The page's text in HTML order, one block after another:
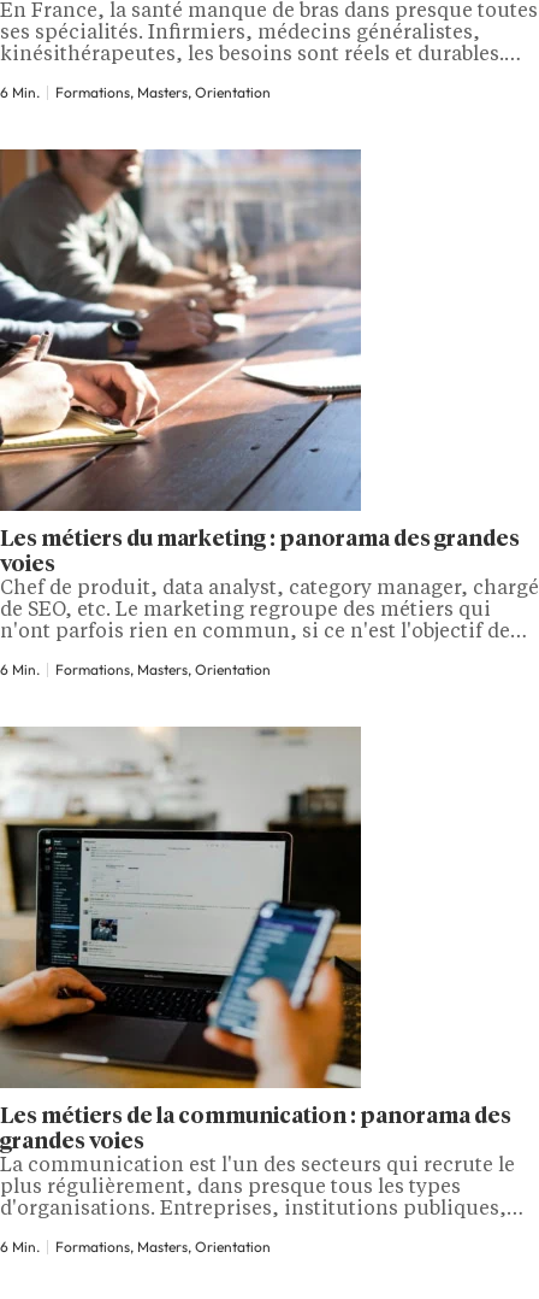
En France, la santé manque de bras dans presque toutes
ses spécialités. Infirmiers, médecins généralistes,
kinésithérapeutes, les besoins sont réels et durables.
différents, avec des formations qui n'ont rien en
6 Min. Formations, Masters, Orientation
Les métiers du marketing : panorama des grandes
voies
Chef de produit, data analyst, category manager, chargé
de SEO, etc. Le marketing regroupe des métiers qui
n'ont parfois rien en commun, si ce n'est l'objectif de
distingue, c'est la spécialité, le secteur et le type
6 Min. Formations, Masters, Orientation
Les métiers de la communication : panorama des
grandes voies
La communication est l'un des secteurs qui recrute le
plus régulièrement, dans presque tous les types
d'organisations. Entreprises, institutions publiques,
son image, ses messages et ses relations. Mais les
6 Min. Formations, Masters, Orientation